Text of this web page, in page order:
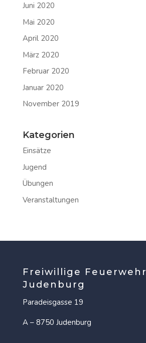
Juni 2020
Mai 2020
April 2020
März 2020
Februar 2020
Januar 2020
November 2019
Kategorien
Einsätze
Jugend
Übungen
Veranstaltungen
Freiwillige Feuerwehr
Judenburg
Paradeisgasse 19
A – 8750 Judenburg